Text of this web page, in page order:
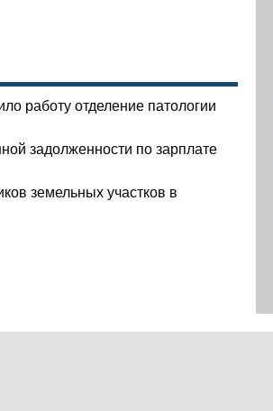
работу отделение патологии
задолженности по зарплате
земельных участков в